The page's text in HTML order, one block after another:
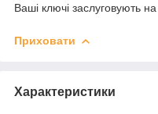
Ваші ключі заслуговують
Приховати
Характеристики